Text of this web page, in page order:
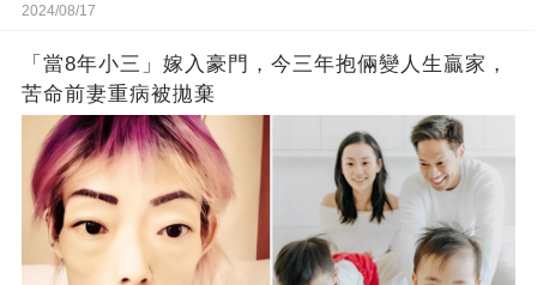
2024/08/17
「當8年小三」嫁入豪門，今三年抱倆變人生贏家，
苦命前妻重病被拋棄